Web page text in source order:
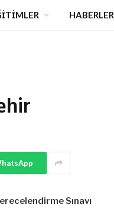
HABERLER
Sınavı